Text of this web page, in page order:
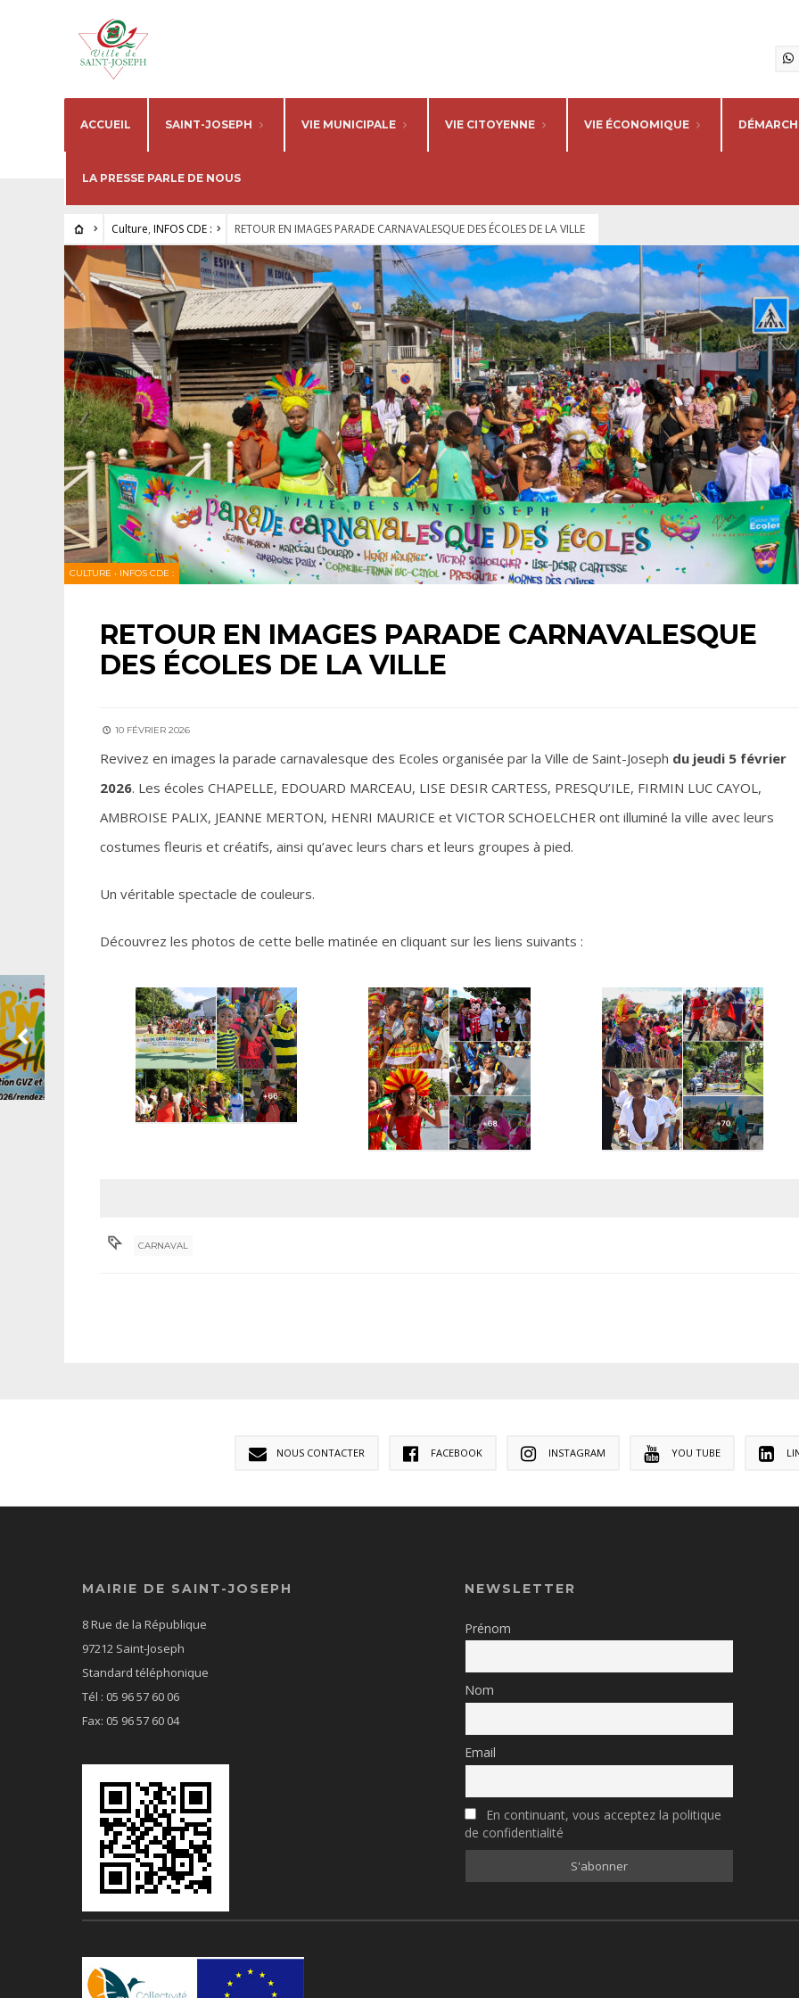
ACCUEIL SAINT-JOSEPH VIE MUNICIPALE VIE CITOYENNE VIE ÉCONOMIQUE
LA PRESSE PARLE DE NOUS
Culture, INFOS CDE : RETOUR EN IMAGES PARADE CARNAVALESQUE DES ÉCOLES DE LA VILLE
CULTURE • INFOS CDE :
RETOUR EN IMAGES PARADE CARNAVALESQUE
DES ÉCOLES DE LA VILLE
10 FÉVRIER 2026
Revivez en images la parade carnavalesque des Ecoles organisée par la Ville de Saint-Joseph du jeudi 5 février
2026. Les écoles CHAPELLE, EDOUARD MARCEAU, LISE DESIR CARTESS, PRESQU’ILE, FIRMIN LUC CAYOL,
AMBROISE PALIX, JEANNE MERTON, HENRI MAURICE et VICTOR SCHOELCHER ont illuminé la ville avec leurs
costumes fleuris et créatifs, ainsi qu’avec leurs chars et leurs groupes à pied.
Un véritable spectacle de couleurs.
Découvrez les photos de cette belle matinée en cliquant sur les liens suivants :
CARNAVAL
NOUS CONTACTER FACEBOOK INSTAGRAM YOU TUBE
MAIRIE DE SAINT-JOSEPH
8 Rue de la République
97212 Saint-Joseph
Standard téléphonique
Tél : 05 96 57 60 06
Fax: 05 96 57 60 04
NEWSLETTER
Prénom
Nom
Email
En continuant, vous acceptez la politique
de confidentialité